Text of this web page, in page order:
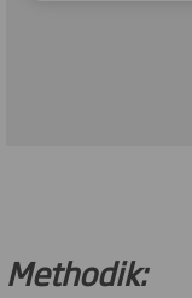
Methodik: